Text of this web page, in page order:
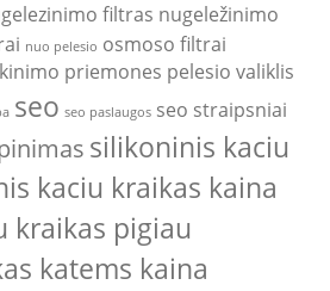
filtras nugeležinimo
nuo pelesio osmoso filtrai
priemones pelesio valiklis
seo seo paslaugos seo straipsniai
silikoninis kaciu
kaciu kraikas kaina
kraikas pigiau
katems kaina